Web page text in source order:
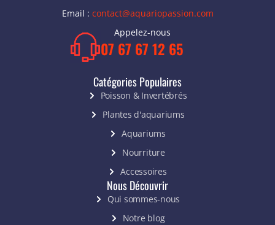
Email : contact@aquariopassion.com
Appelez-nous
07 67 67 12 65
Catégories Populaires
Poisson & Invertébrés
Plantes d'aquariums
Aquariums
Nourriture
Accessoires
Nous Découvrir
Qui sommes-nous
Notre blog